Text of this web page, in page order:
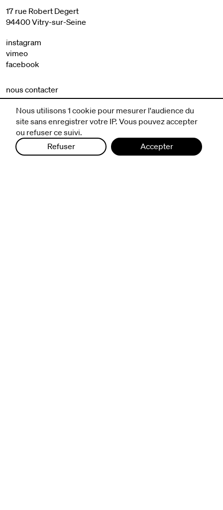
17 rue Robert Degert
94400 Vitry-sur-Seine
instagram
vimeo
facebook
nous contacter
mentions légales et CGV
politique de protection des données
Nous utilisons 1 cookie pour mesurer l'audience du
site sans enregistrer votre IP. Vous pouvez accepter
ou refuser ce suivi.
Refuser
Accepter